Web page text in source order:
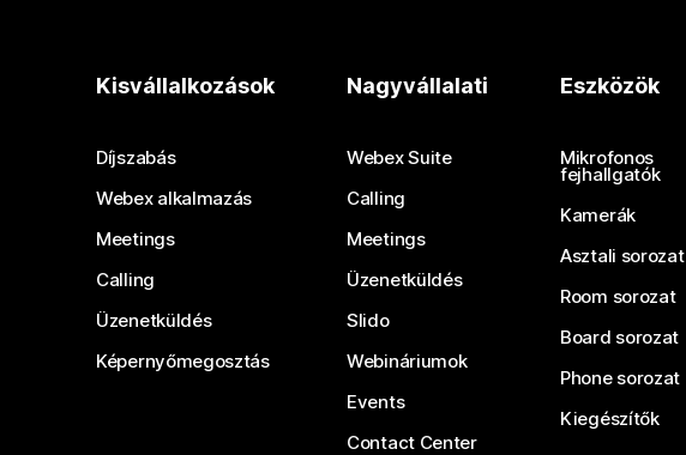
Kisvállalkozások
Díjszabás
Webex alkalmazás
Meetings
Calling
Üzenetküldés
Képernyőmegosztás
Nagyvállalati
Webex Suite
Calling
Meetings
Üzenetküldés
Slido
Webináriumok
Events
Contact Center
Eszközök
Mikrofonos
fejhallgatók
Kamerák
Asztali sorozat
Room sorozat
Board sorozat
Phone sorozat
Kiegészítők